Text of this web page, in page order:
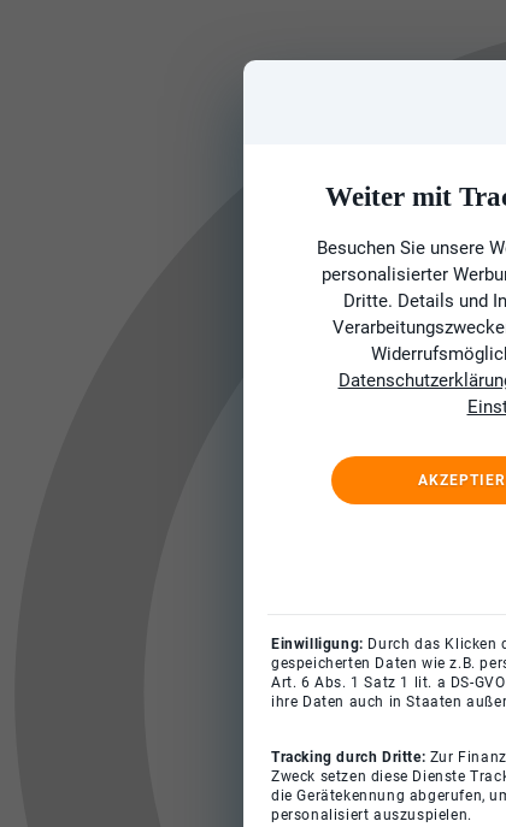
Weiter mit
Besuchen Sie unsere
personalisierter
Dritte. Details und
Einwilligung: Durch das Klicken
gespeicherten Daten wie z.B.
Art. 6 Abs. 1 Satz 1 lit. a DS-
ihre Daten auch in Staaten
Tracking durch Dritte: Zur
Zweck setzen diese Dienste
die Gerätekennung abgerufen,
personalisiert auszuspielen.